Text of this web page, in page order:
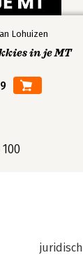
Lohuizen
in je MT
juridisch